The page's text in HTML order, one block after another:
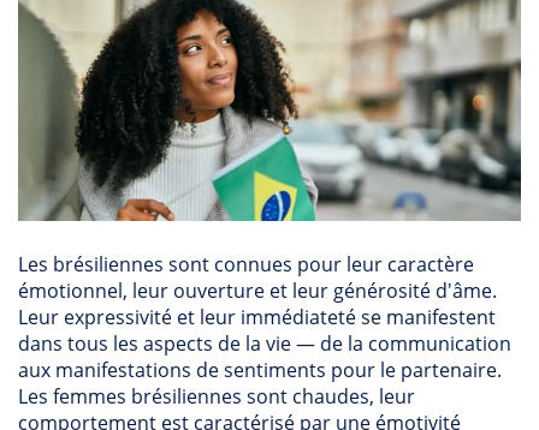
Les brésiliennes sont connues pour leur caractère
émotionnel, leur ouverture et leur générosité d'âme.
Leur expressivité et leur immédiateté se manifestent
dans tous les aspects de la vie — de la communication
aux manifestations de sentiments pour le partenaire.
Les femmes brésiliennes sont chaudes, leur
comportement est caractérisé par une émotivité